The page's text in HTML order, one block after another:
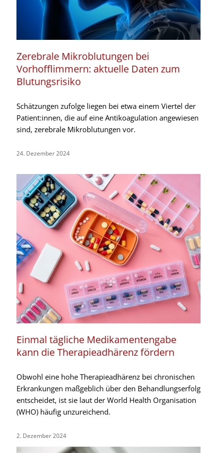
Zerebrale Mikroblutungen bei
Vorhofflimmern: aktuelle Daten zum
Blutungsrisiko
Schätzungen zufolge liegen bei etwa einem Viertel der
Patient:innen, die auf eine Antikoagulation angewiesen
sind, zerebrale Mikroblutungen vor.
24. Dezember 2024
Einmal tägliche Medikamentengabe
kann die Therapieadhärenz fördern
Obwohl eine hohe Therapieadhärenz bei chronischen
Erkrankungen maßgeblich über den Behandlungserfolg
entscheidet, ist sie laut der World Health Organisation
(WHO) häufig unzureichend.
2. Dezember 2024